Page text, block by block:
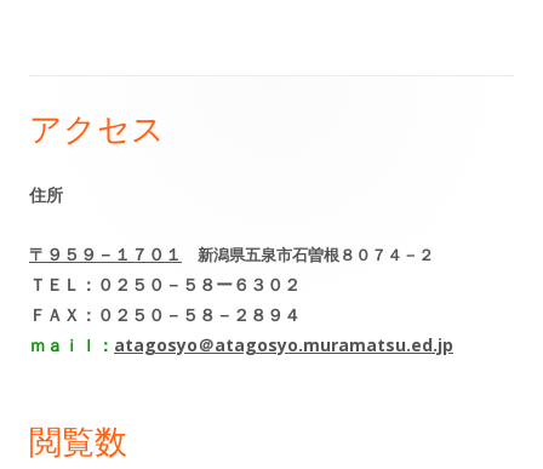
メ
イ
サ
イ
バ
アクセス
住所
〒９５９－１７０１ 新潟県五泉市石曽根８０７４－２
ＴＥＬ：０２５０－５８ー６３０２
ＦＡＸ：０２５０－５８－２８９４
ｍａｉｌ： atagosyo＠atagosyo.muramatsu.ed.jp
閲覧数